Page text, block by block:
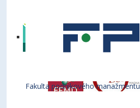
Fakulta podnikového manažmentu